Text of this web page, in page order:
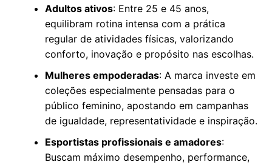
Adultos ativos: Entre 25 e 45 anos,
equilibram rotina intensa com a prática
regular de atividades físicas, valorizando
conforto, inovação e propósito nas escolhas.
Mulheres empoderadas: A marca investe em
coleções especialmente pensadas para o
público feminino, apostando em campanhas
de igualdade, representatividade e inspiração.
Esportistas profissionais e amadores:
Buscam máximo desempenho, performance,